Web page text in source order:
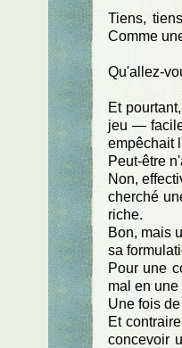
Tiens,
Comme
Qu'allez-
Et
jeu —
empêchait
Peut-être
Non,
cherché
riche.
Bon, mais
sa
Pour une
mal en
Une fois
Et
concevoir